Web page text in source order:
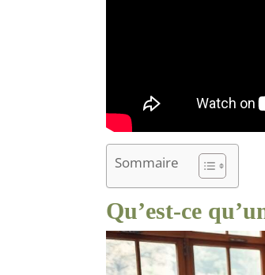
Sommaire
Qu’est-ce